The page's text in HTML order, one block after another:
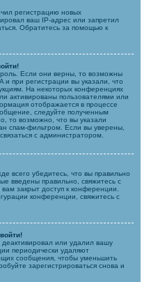
регистрацию новых
ваш IP-адрес или запретил
Обратитесь за помощью к
Если они верны, то возможны
и при регистрации вы указали, что
На некоторых конференциях
активированы пользователями или
отображается в процессе
следуйте полученным
то возможно, что вы указали
спам-фильтром. Если вы уверены,
с администратором.
всего убедитесь, что вы правильно
введены правильно, свяжитесь с
закрыт доступ к конференции.
конференции, свяжитесь с
или удалил вашу
периодически удаляют
сообщения, чтобы уменьшить
зарегистрироваться снова и